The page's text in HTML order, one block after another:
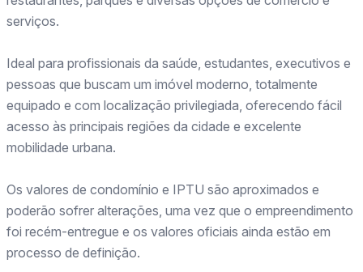
serviços.
Ideal para profissionais da saúde, estudantes, executivos e
pessoas que buscam um imóvel moderno, totalmente
equipado e com localização privilegiada, oferecendo fácil
acesso às principais regiões da cidade e excelente
mobilidade urbana.
Os valores de condomínio e IPTU são aproximados e
poderão sofrer alterações, uma vez que o empreendimento
foi recém-entregue e os valores oficiais ainda estão em
processo de definição.